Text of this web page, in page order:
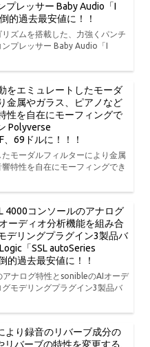
プレッサー Baby Audio「I
的過去最安値に！！
ズムを搭載した、力強くパンチ
プレッサー Baby Audio「I
をエミュレートしたモーダ
金属やガラス、ピアノなど
性を自在にモーフィングで
Polyverse
69ドルに！！！
モーダルフィルターにより金属
特性を自在にモーフィングでき
4000コンソールのアナログ
ーディオ分析機能を組み合
デリングプラグイン3製品バ
「SSL autoSeries
的過去最安値に！！
アナログ特性とsonibleのAIオーデ
モデリングプラグイン3製品バ
より録音のリバーブ成分の
バーブの特性を変更する、